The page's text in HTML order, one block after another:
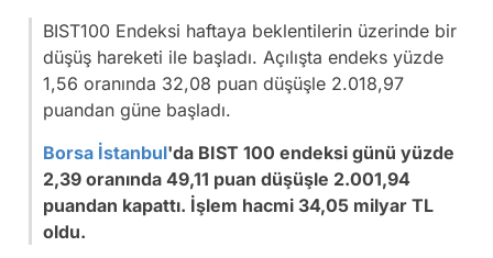
BIST100 Endeksi haftaya beklentilerin üzerinde bir
düşüş hareketi ile başladı. Açılışta endeks yüzde
1,56 oranında 32,08 puan düşüşle 2.018,97
puandan güne başladı.
Borsa İstanbul'da BIST 100 endeksi günü yüzde
2,39 oranında 49,11 puan düşüşle 2.001,94
puandan kapattı. İşlem hacmi 34,05 milyar TL
oldu.